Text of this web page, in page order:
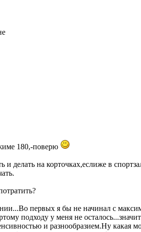
180,-поверю
делать на корточках,еслиже в
первых я бы не начинал с
подходу у меня не
и разнообразием.Ну какая